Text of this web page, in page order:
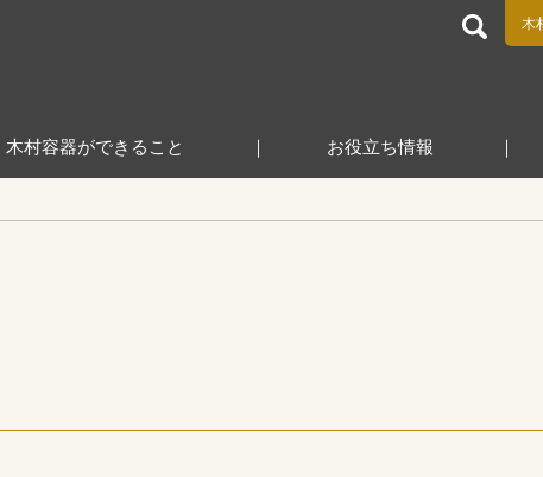
食品包装容器と業務用店舗用品の総合商社 木村容器株式会社
木
木村容器ができること お役立ち情報